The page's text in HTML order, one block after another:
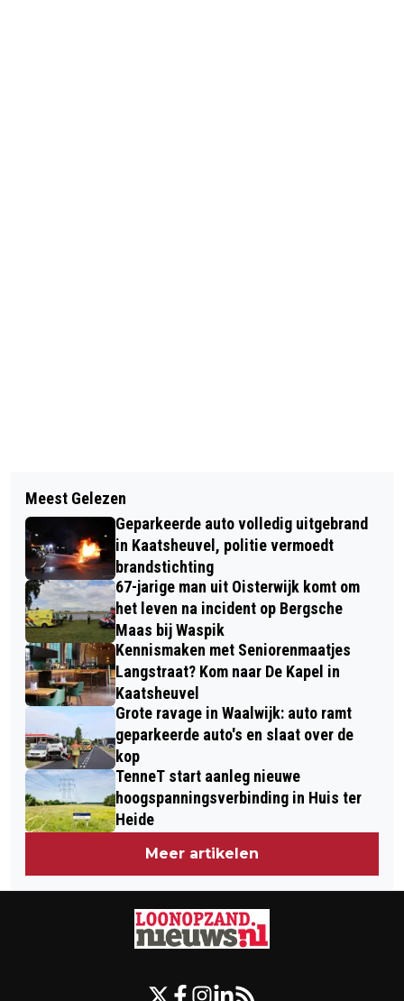
BANKETBAKKERIJ PARTYVLAAI VIERT
30-JARIG JUBILEUM
VRAGEN GEMEENTEBELANGEN OVER
MOLENEIND EN DORPSHUIS
BEANTWOORD DOOR COLLEGE
Meest Gelezen
Geparkeerde auto volledig uitgebrand
in Kaatsheuvel, politie vermoedt
brandstichting
67-jarige man uit Oisterwijk komt om
het leven na incident op Bergsche
Maas bij Waspik
Kennismaken met Seniorenmaatjes
Langstraat? Kom naar De Kapel in
Kaatsheuvel
Grote ravage in Waalwijk: auto ramt
geparkeerde auto's en slaat over de
kop
TenneT start aanleg nieuwe
hoogspanningsverbinding in Huis ter
Heide
Meer artikelen